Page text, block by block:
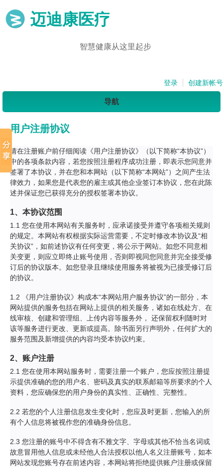
迈迪康医疗
智慧健康从这里起步
登录 创建新帐号
导航
用户注册协议
请在注册账户前仔细阅读《用户注册协议》（以下简称“本协议”）
中的各项条款内容，若您按照注册程序成功注册，即表示您同意并
签署了本协议，并在您和本网站（以下简称“本网站”）之间产生法
律效力，如果您是代表您的雇主或其他企业签订本协议，您在此陈
述并保证您已获得充分的授权签署本协议。
1、本协议范围
1.1 您在使用本网站有关服务时，应承诺接受并遵守各项相关规则
的规定。本网站有权根据实际运营需要，不定时修改本协议及“相
关协议”，如前述协议有任何变更，将公示于网站。如您不同意相
关变更，则应立即终止账号使用，否则即视同您同意并完全接受修
订后的协议版本。如您登录且继续使用服务将被视为已接受修订后
的协议。
1.2 《用户注册协议》构成本“本网站用户服务协议”的一部分，本
网站提供的服务包括在网站上提供的相关服务，诸如在线处方、在
线审核、创建和管理组、上传内容等服务外， 还保留权利随时对
该等服务进行更改、更新或提高。除书面另行声明外，任何扩大的
服务范围及新增提供的内容均受本协议约束。
2、账户注册
2.1 您在使用本网站服务时，需要注册一个账户，您应按照注册提
示提供准确的您的用户名、密码及真实的联系邮箱等所要求的个人
资料，您应确保您的用户身份的真实性、正确性、完整性。
2.2 若您的个人注册信息发生变化时，您应及时更新，您输入的所
有个人信息将被视作您的准确身份信息。
2.3 您注册的账号中不得含有不雅文字、字母或其他不恰当名词或
故意冒用他人信息或未经他人合法授权以他人名义注册账号，如本
网站发现您账号存在前述内容，本网站将拒绝提供账户注册或保留